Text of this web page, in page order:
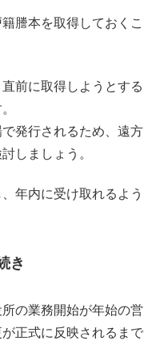
謄本を取得しておくこ
前に取得しようとする
発行されるため、遠方
しましょう。
年内に受け取れるよう
き
の業務開始が年始の営
正式に反映されるまで